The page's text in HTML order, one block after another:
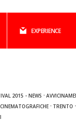
EXPERIENCE
2015 - NEWS ·
· TRENTO ·